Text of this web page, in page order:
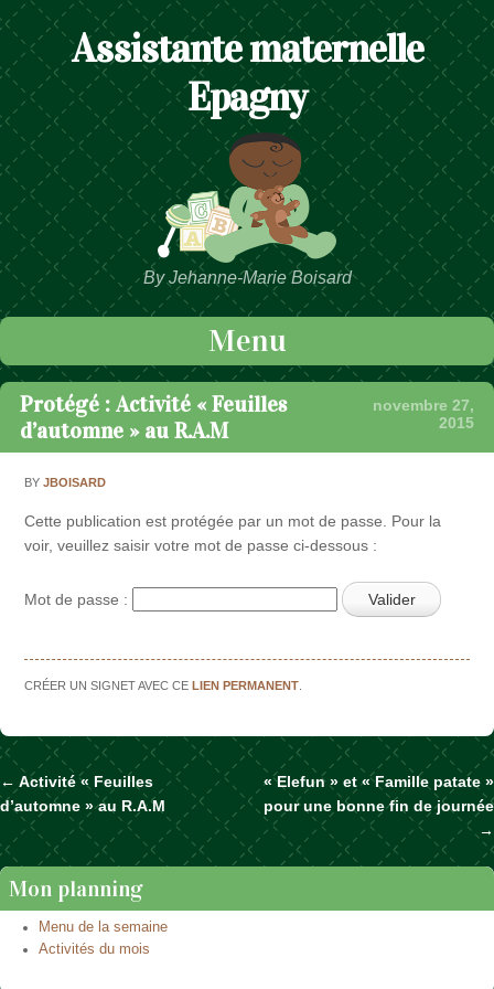
Assistante maternelle
Epagny
By Jehanne-Marie Boisard
Menu
Passer au contenu
Protégé : Activité « Feuilles
d’automne » au R.A.M
novembre 27,
2015
BYJBOISARD
Cette publication est protégée par un mot de passe. Pour la
voir, veuillez saisir votre mot de passe ci-dessous :
Mot de passe :
CRÉER UN SIGNET AVEC CELIEN PERMANENT
Naviguer dans les articles
← Activité « Feuilles
d’automne » au R.A.M
« Elefun » et « Famille patate »
pour une bonne fin de journée
→
Mon planning
Menu de la semaine
Activités du mois